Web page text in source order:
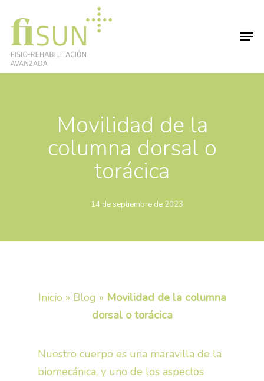
main
content
Movilidad de la
columna dorsal o
torácica
14 de septiembre de 2023
Inicio » Blog » Movilidad de la columna
dorsal o torácica
Nuestro cuerpo es una maravilla de la
biomecánica, y uno de los aspectos
Close